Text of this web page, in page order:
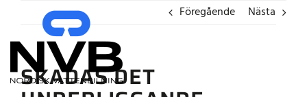
innehållet
Föregående Nästa
SKADAS DET